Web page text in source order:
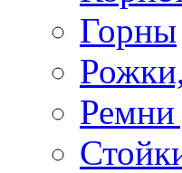
Горны
Ремни